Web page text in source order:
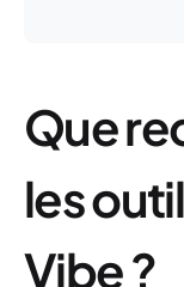
Que
les
Vibe ?